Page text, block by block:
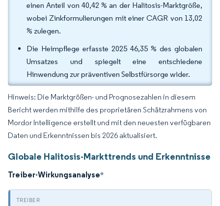
einen Anteil von 40,42 % an der Halitosis-Marktgröße,
wobei Zinkformulierungen mit einer CAGR von 13,02
% zulegen.
Die Heimpflege erfasste 2025 46,35 % des globalen
Umsatzes und spiegelt eine entschiedene
Hinwendung zur präventiven Selbstfürsorge wider.
Hinweis: Die Marktgrößen- und Prognosezahlen in diesem
Bericht werden mithilfe des proprietären Schätzrahmens von
Mordor Intelligence erstellt und mit den neuesten verfügbaren
Daten und Erkenntnissen bis 2026 aktualisiert.
Globale Halitosis-Markttrends und Erkenntnisse
Treiber-Wirkungsanalyse*